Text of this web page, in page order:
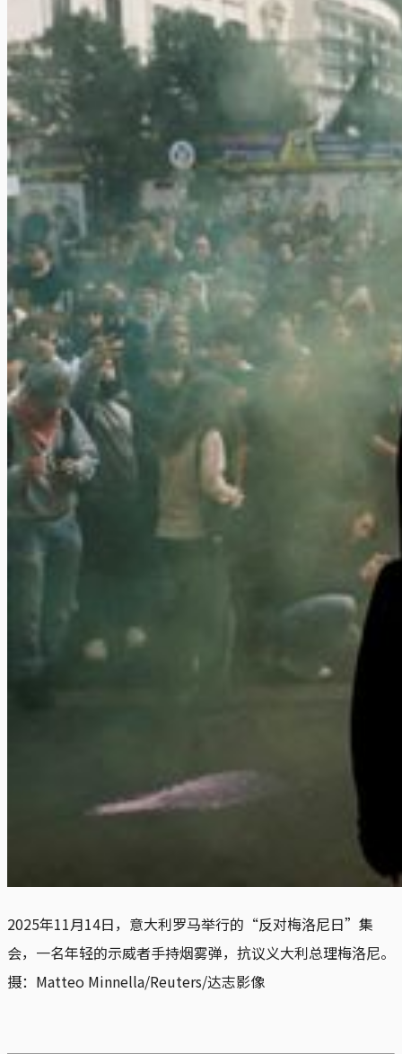
2025年11月14日，意大利罗马举行的“反对梅洛尼日”集
会，一名年轻的示威者手持烟雾弹，抗议义大利总理梅洛尼。
摄：Matteo Minnella/Reuters/达志影像